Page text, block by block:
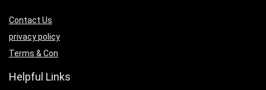
Contact Us
privacy policy
Terms & Con
Helpful Links